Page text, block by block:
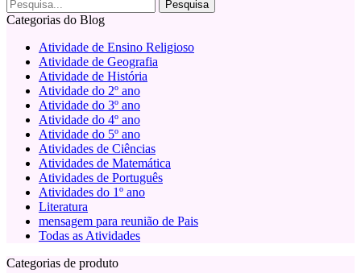
Categorias do Blog
Atividade de Ensino Religioso
Atividade de Geografia
Atividade de História
Atividade do 2º ano
Atividade do 3º ano
Atividade do 4º ano
Atividade do 5º ano
Atividades de Ciências
Atividades de Matemática
Atividades de Português
Atividades do 1º ano
Literatura
mensagem para reunião de Pais
Todas as Atividades
Categorias de produto